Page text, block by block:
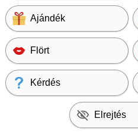
Ajándék
Flört
Kérdés
Elrejtés